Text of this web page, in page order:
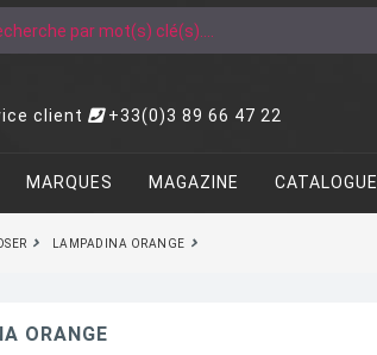
client +33(0)3 89 66 47 22
MARQUES MAGAZINE CATALOGUE
LAMPADINA ORANGE
ORANGE